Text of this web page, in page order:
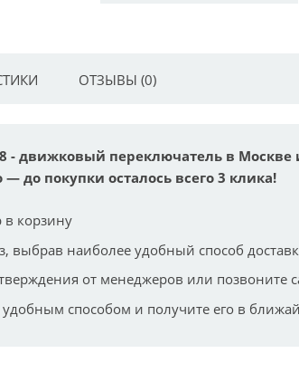
ОТЗЫВЫ (0)
- движковый переключатель в Москве
— до покупки осталось всего 3 клика!
в корзину
выбрав наиболее удобный способ
от менеджеров или позвоните
удобным способом и получите его в